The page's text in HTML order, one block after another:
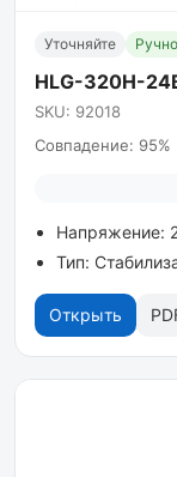
Уточняйте
HLG-320H-
SKU: 92018
Совпадение: 95%
Напряжение:
Тип:
Открыть